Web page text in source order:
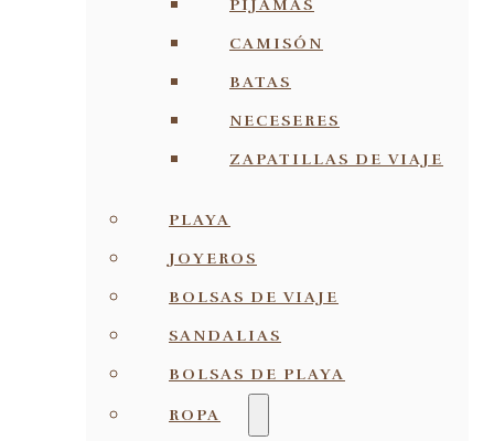
PIJAMAS
CAMISÓN
BATAS
NECESERES
ZAPATILLAS DE VIAJE
PLAYA
JOYEROS
BOLSAS DE VIAJE
SANDALIAS
BOLSAS DE PLAYA
ROPA